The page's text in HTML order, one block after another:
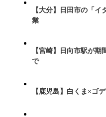
【大分】日田市の「
業
【宮崎】日向市駅が期
で
【鹿児島】白くま×ゴ